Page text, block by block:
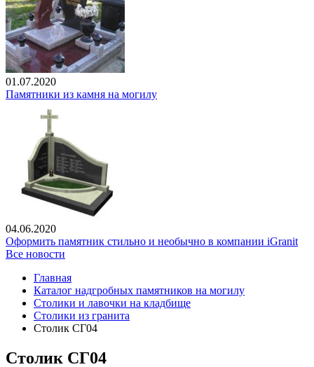
01.07.2020
Памятники из камня на могилу
04.06.2020
Оформить памятник стильно и необычно в компании iGranit
Все новости
Главная
Каталог надгробных памятников на могилу
Столики и лавочки на кладбище
Столики из гранита
Столик СГ04
Столик СГ04